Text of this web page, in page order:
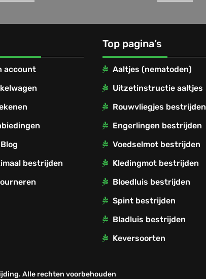
account
bestrijden
Top pagina’s
Aaltjes (nematoden)
Uitzetinstructie aaltjes
Rouwvliegjes bestrijden
Engerlingen bestrijden
Voedselmot bestrijden
Kledingmot bestrijden
Bloedluis bestrijden
Spint bestrijden
Bladluis bestrijden
Keversoorten
Alle rechten voorbehouden